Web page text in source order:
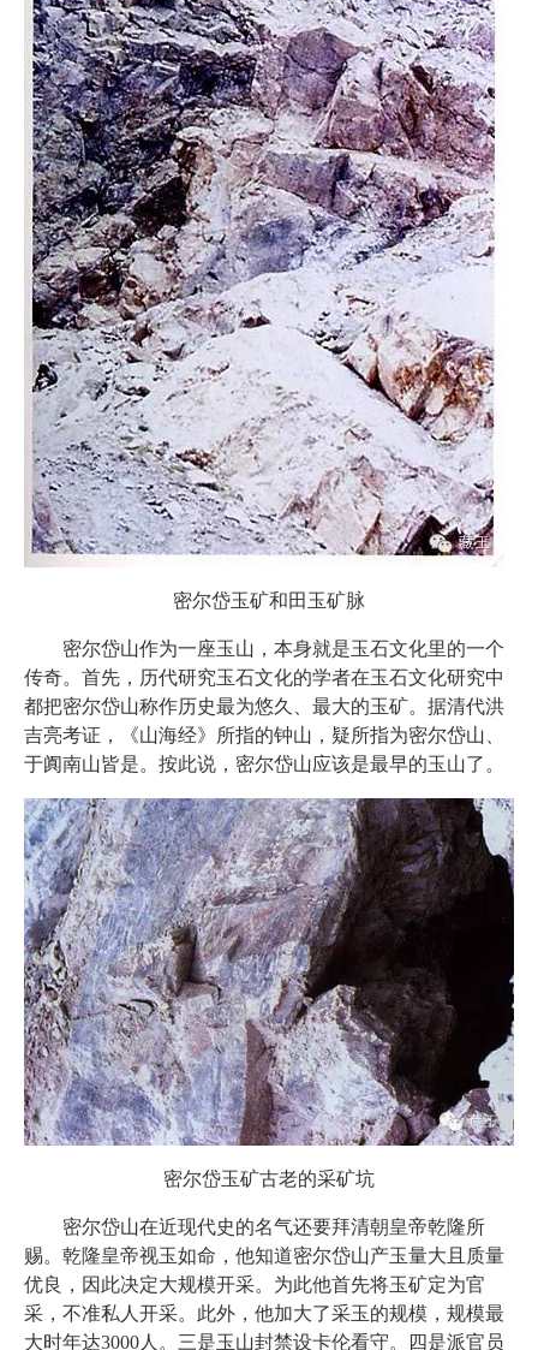
密尔岱玉矿和田玉矿脉
密尔岱山作为一座玉山，本身就是玉石文化里的一个
传奇。首先，历代研究玉石文化的学者在玉石文化研究中
都把密尔岱山称作历史最为悠久、最大的玉矿。据清代洪
吉亮考证，《山海经》所指的钟山，疑所指为密尔岱山、
于阗南山皆是。按此说，密尔岱山应该是最早的玉山了。
密尔岱玉矿古老的采矿坑
密尔岱山在近现代史的名气还要拜清朝皇帝乾隆所
赐。乾隆皇帝视玉如命，他知道密尔岱山产玉量大且质量
优良，因此决定大规模开采。为此他首先将玉矿定为官
采，不准私人开采。此外，他加大了采玉的规模，规模最
大时年达3000人。三是玉山封禁设卡伦看守。四是派官员